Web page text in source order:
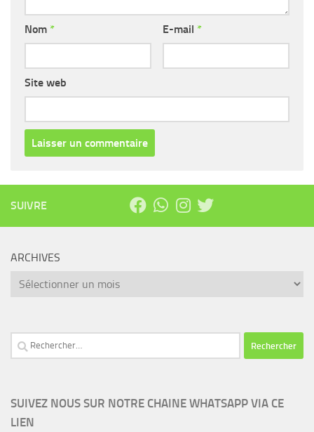
Nom * E-mail *
Site web
SUIVRE
ARCHIVES
Archives
Rechercher :
SUIVEZ NOUS SUR NOTRE CHAINE WHATSAPP VIA CE
LIEN